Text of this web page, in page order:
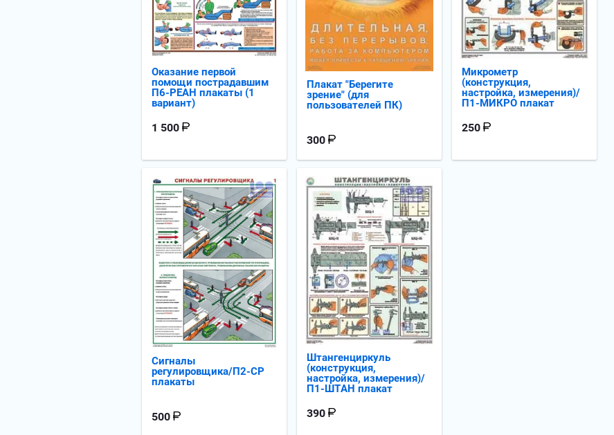
Оказание первой
помощи пострадавшим
П6-РЕАН плакаты (1
вариант)
1 500
Плакат "Берегите
зрение" (для
пользователей ПК)
300
Микрометр
(конструкция,
настройка, измерения)/
П1-МИКРО плакат
250
Сигналы
регулировщика/П2-СР
плакаты
500
Штангенциркуль
(конструкция,
настройка, измерения)/
П1-ШТАН плакат
390